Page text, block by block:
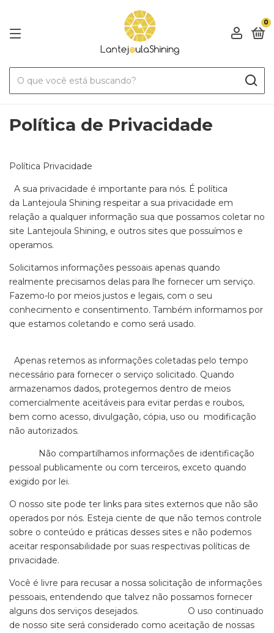
0
Política de Privacidade
Política Privacidade
A sua privacidade é importante para nós. É política
da Lantejoula Shining respeitar a sua privacidade em
relação a qualquer informação sua que possamos coletar no
site Lantejoula Shining, e outros sites que possuímos e
operamos.
Solicitamos informações pessoais apenas quando
realmente precisamos delas para lhe fornecer um serviço.
Fazemo-lo por meios justos e legais, com o seu
conhecimento e consentimento. Também informamos por
que estamos coletando e como será usado.
Apenas retemos as informações coletadas pelo tempo
necessário para fornecer o serviço solicitado. Quando
armazenamos dados, protegemos dentro de meios
comercialmente aceitáveis ​​para evitar perdas e roubos,
bem como acesso, divulgação, cópia, uso ou modificação
não autorizados.
Não compartilhamos informações de identificação
pessoal publicamente ou com terceiros, exceto quando
exigido por lei.
O nosso site pode ter links para sites externos que não são
operados por nós. Esteja ciente de que não temos controle
sobre o conteúdo e práticas desses sites e não podemos
aceitar responsabilidade por suas respectivas políticas de
privacidade.
Você é livre para recusar a nossa solicitação de informações
pessoais, entendendo que talvez não possamos fornecer
alguns dos serviços desejados. O uso continuado
de nosso site será considerado como aceitação de nossas